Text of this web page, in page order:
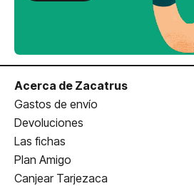
Acerca de Zacatrus
Gastos de envío
Devoluciones
Las fichas
Plan Amigo
Canjear Tarjezaca